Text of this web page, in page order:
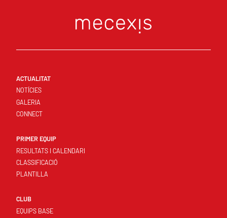
ACTUALITAT
NOTÍCIES
GALERIA
CONNECT
PRIMER EQUIP
RESULTATS I CALENDARI
CLASSIFICACIÓ
PLANTILLA
CLUB
EQUIPS BASE